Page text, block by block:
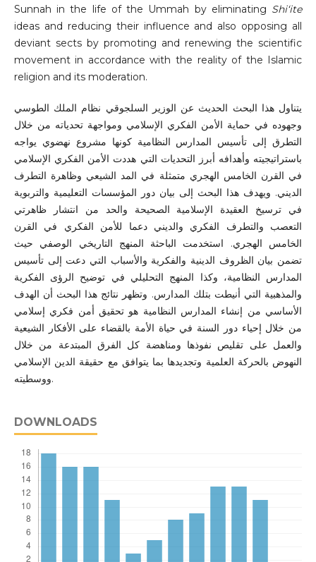
Sunnah in the life of the Ummah by eliminating Shi‘ite
ideas and reducing their influence and also opposing all
deviant sects by promoting and renewing the scientific
movement in accordance with the reality of the Islamic
religion and its moderation.
يتناول هذا البحث الحديث عن الوزير السلجوقي نظام الملك الطوسي
وجهوده في حماية الأمن الفكري الإسلامي ومواجهة تحدياته من خلال
التطرق إلى تأسيس المدارس النظامية كونها مشروع نهضوي يواجه
باستراتيجيته وأهدافه أبرز التحديات التي هددت الأمن الفكري الإسلامي
في القرن الخامس الهجري متمثلة في المد الشيعي وظاهرة التطرف
الديني. ويهدف هذا البحث إلى بيان دور المؤسسات التعليمية والتربوية
في ترسيخ العقيدة الإسلامية الصحيحة والحد من انتشار ظاهرتي
التعصب والتطرف الفكري والديني دعما للأمن الفكري في القرن
الخامس الهجري. استخدمت الباحثة المنهج التاريخي الوصفي حيث
تضمن بيان الظروف الدينية والفكرية والأسباب التي دعت إلى تأسيس
المدارس النظامية، وكذا المنهج التحليلي في توضيح الرؤى الفكرية
والمذهبية التي أنيطت بتلك المدارس. وتظهر نتائج هذا البحث أن الهدف
الأساسي من إنشاء المدارس النظامية هو تحقيق أمن فكري إسلامي
من خلال إحياء دور السنة في حياة الأمة بالقضاء على الأفكار الشيعية
والعمل على تقليص نفوذها ومناهضة كل الفرق المبتدعة من خلال
النهوض بالحركة العلمية وتجديدها بما يتوافق مع حقيقة الدين الإسلامي
ووسطيته.
DOWNLOADS